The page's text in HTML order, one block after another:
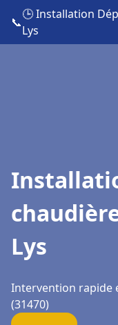
📞
🕒 Installation
Lys
Lys
Intervention rapide
(31470)